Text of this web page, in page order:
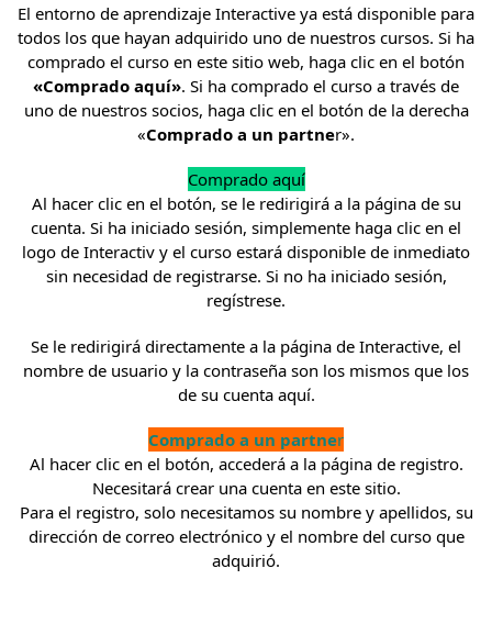
El entorno de aprendizaje Interactive ya está disponible para
todos los que hayan adquirido uno de nuestros cursos. Si ha
comprado el curso en este sitio web, haga clic en el botón
«Comprado aquí». Si ha comprado el curso a través de
uno de nuestros socios, haga clic en el botón de la derecha
«Comprado a un partner».
Comprado aquí
Al hacer clic en el botón, se le redirigirá a la página de su
cuenta. Si ha iniciado sesión, simplemente haga clic en el
logo de Interactiv y el curso estará disponible de inmediato
sin necesidad de registrarse. Si no ha iniciado sesión,
regístrese.
Se le redirigirá directamente a la página de Interactive, el
nombre de usuario y la contraseña son los mismos que los
de su cuenta aquí.
Comprado a un partner
Al hacer clic en el botón, accederá a la página de registro.
Necesitará crear una cuenta en este sitio.
Para el registro, solo necesitamos su nombre y apellidos, su
dirección de correo electrónico y el nombre del curso que
adquirió.